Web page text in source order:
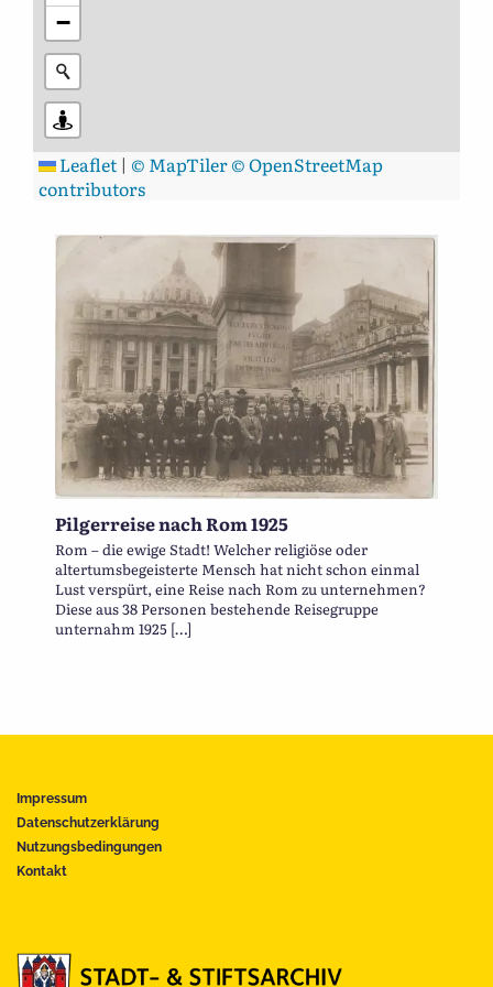
−
Leaflet | © MapTiler© OpenStreetMap
contributors
Pilgerreise nach Rom 1925
Rom – die ewige Stadt! Welcher religiöse oder
altertumsbegeisterte Mensch hat nicht schon einmal
Lust verspürt, eine Reise nach Rom zu unternehmen?
Diese aus 38 Personen bestehende Reisegruppe
unternahm 1925 […]
Impressum
Datenschutzerklärung
Nutzungsbedingungen
Kontakt